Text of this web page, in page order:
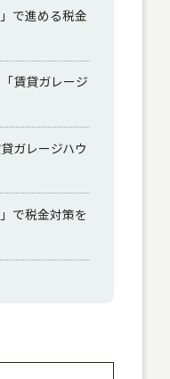
で進める税金
賃貸ガレージ
ガレージハウ
で税金対策を